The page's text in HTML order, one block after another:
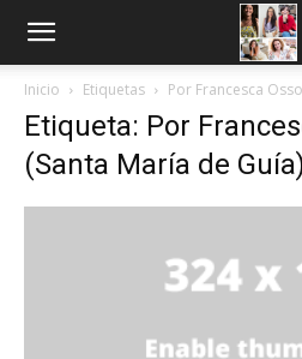
Inicio Etiquetas Por Francesca
Etiqueta: Por
(Santa María de